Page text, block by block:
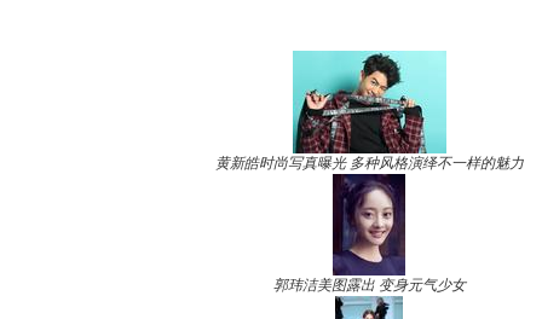
黄新皓时尚写真曝光 多种风格演绎不一样的魅力
郭玮洁美图露出 变身元气少女